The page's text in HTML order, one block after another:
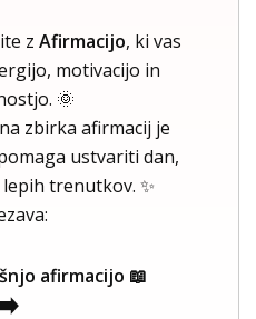
z Afirmacijo, ki vas
motivacijo in
🌞
zbirka afirmacij je
ustvariti dan,
trenutkov. ✨
afirmacijo 📖